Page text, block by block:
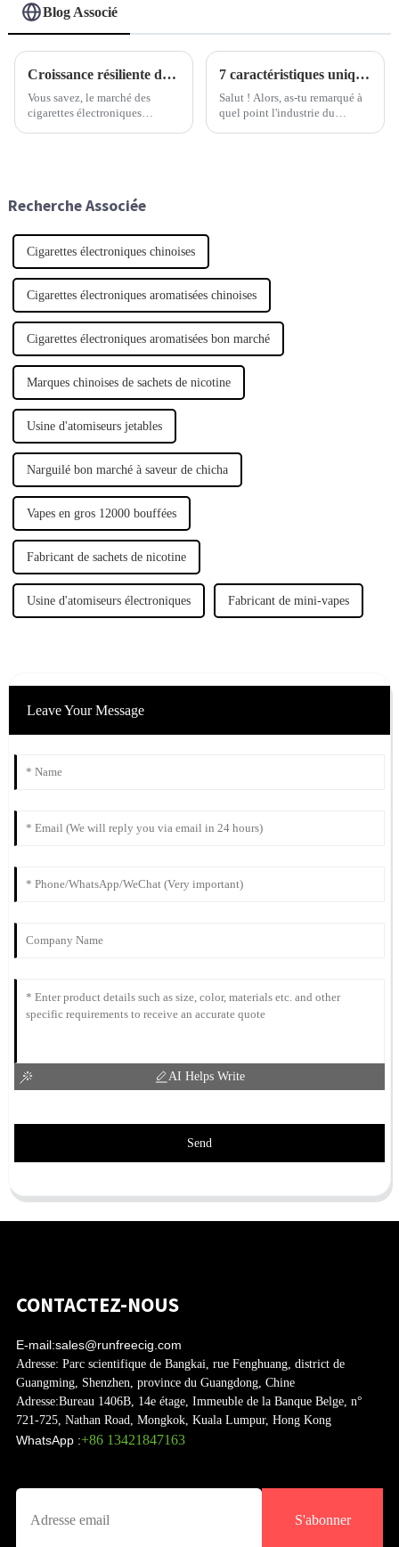
Blog Associé
Croissance résiliente de la Chine sur le marché des cigarettes électroniques jetables malgré les défis posés par les droits de douane américains sur la Chine
Vous savez, le marché des
cigarettes électroniques
7 caractéristiques uniques de la meilleure cigarette électronique de marque privée à ne pas négliger
Salut ! Alors, as-tu remarqué à
quel point l'industrie du
Recherche Associée
Cigarettes électroniques chinoises
Cigarettes électroniques aromatisées chinoises
Cigarettes électroniques aromatisées bon marché
Marques chinoises de sachets de nicotine
Usine d'atomiseurs jetables
Narguilé bon marché à saveur de chicha
Vapes en gros 12000 bouffées
Fabricant de sachets de nicotine
Usine d'atomiseurs électroniques Fabricant de mini-vapes
Leave Your Message
AI Helps Write
Send
CONTACTEZ-NOUS
E-mail:sales@runfreecig.com
Adresse: Parc scientifique de Bangkai, rue Fenghuang, district de
Guangming, Shenzhen, province du Guangdong, Chine
Adresse:Bureau 1406B, 14e étage, Immeuble de la Banque Belge, n°
721-725, Nathan Road, Mongkok, Kuala Lumpur, Hong Kong
WhatsApp :+86 13421847163
S'abonner